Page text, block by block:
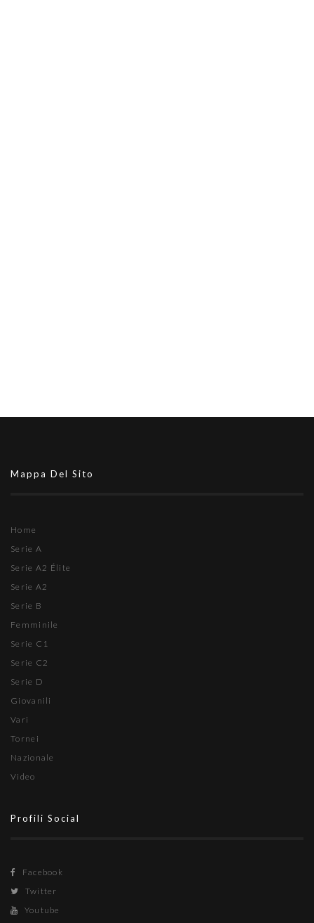
Mappa Del Sito
Home
Serie A
Serie A2 Élite
Serie A2
Serie B
Femminile
Serie C1
Serie C2
Serie D
Giovanili
Vari
Tornei
Nazionale
Video
Profili Social
Facebook
Twitter
Youtube